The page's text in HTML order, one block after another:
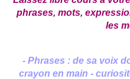
phrases, mots,
les
- Phrases : de sa voix
crayon en main -